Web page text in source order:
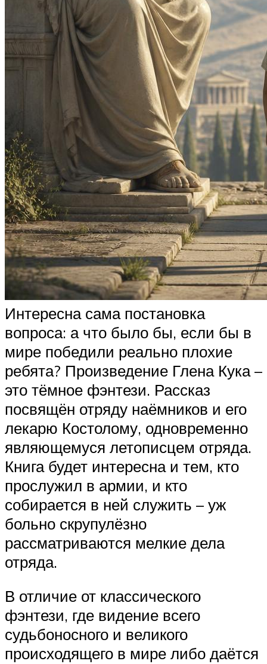
Интересна сама постановка
вопроса: а что было бы, если бы в
мире победили реально плохие
ребята? Произведение Глена Кука –
это тёмное фэнтези. Рассказ
посвящён отряду наёмников и его
лекарю Костолому, одновременно
являющемуся летописцем отряда.
Книга будет интересна и тем, кто
прослужил в армии, и кто
собирается в ней служить – уж
больно скрупулёзно
рассматриваются мелкие дела
отряда.
В отличие от классического
фэнтези, где видение всего
судьбоносного и великого
происходящего в мире либо даётся